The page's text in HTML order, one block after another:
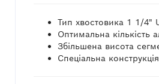
Тип хвостовика 1 1/4"
Оптимальна кількість
Збільшена висота
Спеціальна